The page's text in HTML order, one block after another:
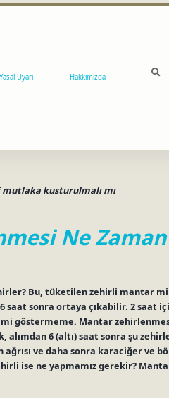
Yasal Uyarı Hakkımızda
kusturulmalı mı
Ne
Bu, tüketilen zehirli mantar
saat sonra ortaya çıkabilir. 2
göstermeme. Mantar
6 (altı) saat sonra şu
ağrısı ve daha sonra karaciğer ve
ise ne yapmamız gerekir?